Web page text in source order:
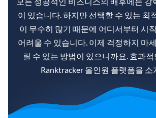
이 있습니다. 하지만 선택할 수 있는 최
이 무수히 많기 때문에 어디서부터 시
어려울 수 있습니다. 이제 걱정하지 마
릴 수 있는 방법이 있으니까요. 효과적
Ranktracker 올인원 플랫폼을 소